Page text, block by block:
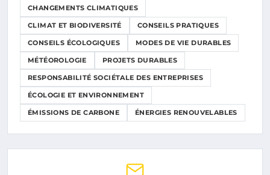
CHANGEMENTS CLIMATIQUES
CLIMAT ET BIODIVERSITÉ CONSEILS PRATIQUES
CONSEILS ÉCOLOGIQUES MODES DE VIE DURABLES
MÉTÉOROLOGIE PROJETS DURABLES
RESPONSABILITÉ SOCIÉTALE DES ENTREPRISES
ÉCOLOGIE ET ENVIRONNEMENT
ÉMISSIONS DE CARBONE ÉNERGIES RENOUVELABLES